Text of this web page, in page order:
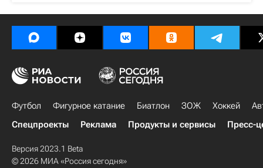
Футбол Фигурное катание Биатлон ЗОЖ Хоккей
Спецпроекты
Реклама Продукты и сервисы Пресс-
Версия 2023.1 Beta
© 2026 МИА «Россия сегодня»